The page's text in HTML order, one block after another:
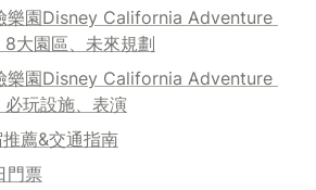
樂園Disney California Adventure
大園區、未來規劃
樂園Disney California Adventure
玩設施、表演
薦&交通指南
門票